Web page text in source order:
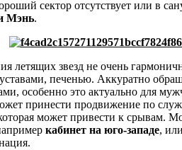
сектор отсутствует или в
Мэнь.
летящих звезд не очень
печенью. Аккуратно
особенно это актуально для
принести продвижение по
может привести к срывам.
кабинет на юго-западе,